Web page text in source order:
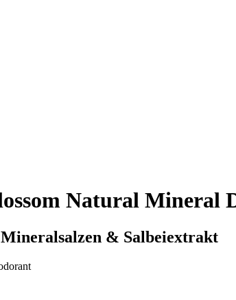
Natural Mineral
& Salbeiextrakt